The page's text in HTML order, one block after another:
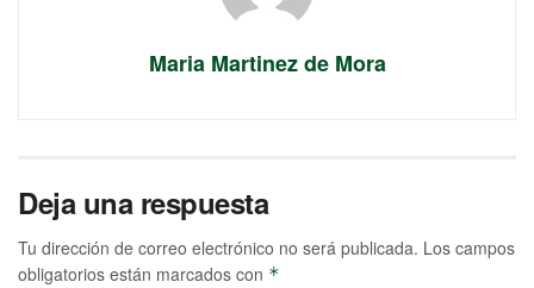
Maria Martinez de Mora
Deja una respuesta
Tu dirección de correo electrónico no será publicada. Los campos
obligatorios están marcados con *